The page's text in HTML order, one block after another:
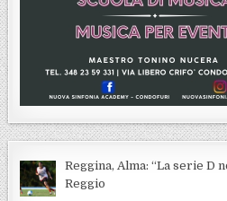
Reggina, Alma: “La serie D
Reggio